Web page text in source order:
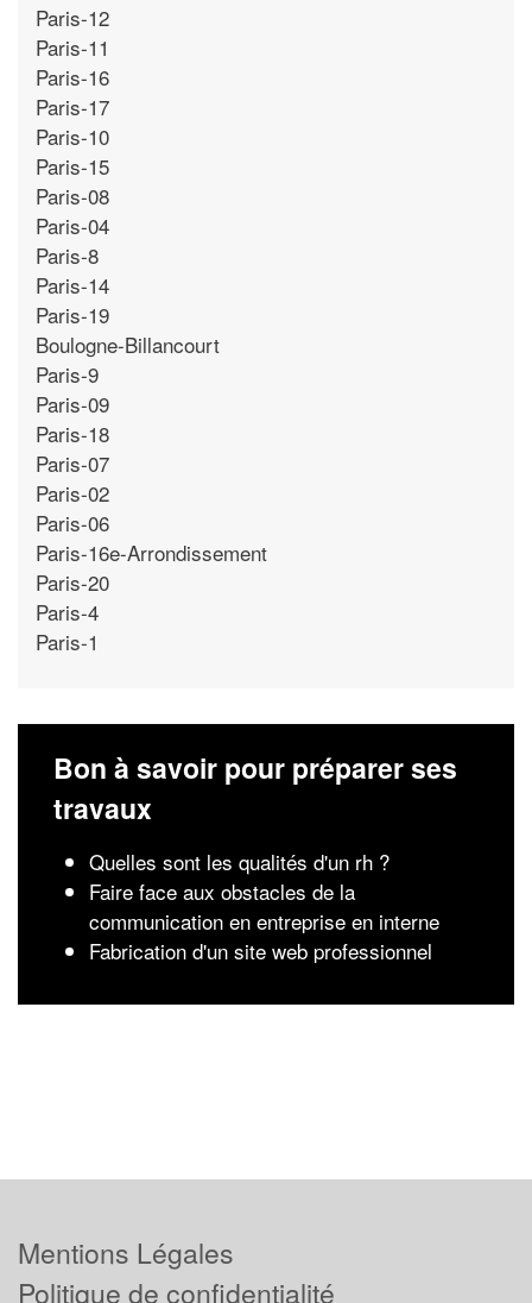
Paris-12
Paris-11
Paris-16
Paris-17
Paris-10
Paris-15
Paris-08
Paris-04
Paris-8
Paris-14
Paris-19
Boulogne-Billancourt
Paris-9
Paris-09
Paris-18
Paris-07
Paris-02
Paris-06
Paris-16e-Arrondissement
Paris-20
Paris-4
Paris-1
Bon à savoir pour préparer ses
travaux
Quelles sont les qualités d'un rh ?
Faire face aux obstacles de la
communication en entreprise en interne
Fabrication d'un site web professionnel
Mentions Légales
Politique de confidentialité